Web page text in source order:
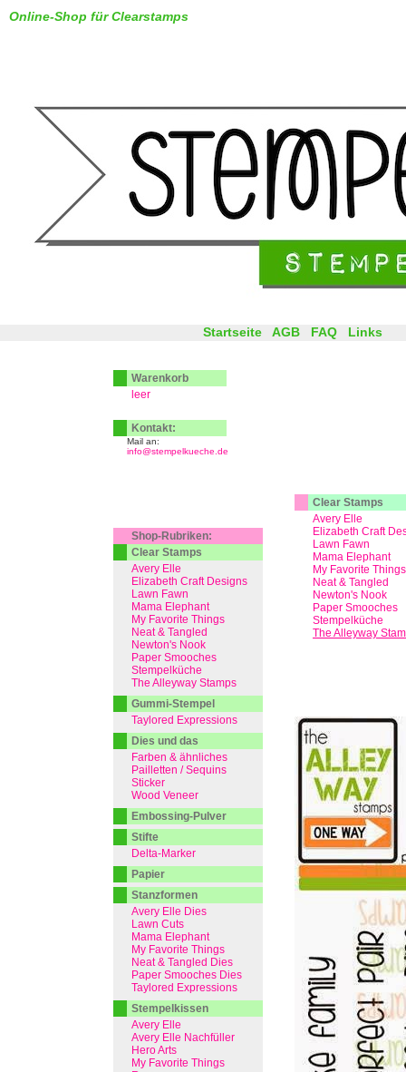
Online-Shop für Clearstamps
Clear Stamps
Avery Elle
Elizabeth Craft
Lawn Fawn
Mama Elephant
My Favorite Things
Neat & Tangled
Newton's Nook
Paper Smooches
Stempelküche
The Alleyway
Startseite AGB FAQ Links
Warenkorb
leer
Kontakt:
Mail an:
info@stempelkueche.de
Shop-Rubriken:
Clear Stamps
Avery Elle
Elizabeth Craft Designs
Lawn Fawn
Mama Elephant
My Favorite Things
Neat & Tangled
Newton's Nook
Paper Smooches
Stempelküche
The Alleyway Stamps
Gummi-Stempel
Taylored Expressions
Dies und das
Farben & ähnliches
Pailletten / Sequins
Sticker
Wood Veneer
Embossing-Pulver
Stifte
Delta-Marker
Papier
Stanzformen
Avery Elle Dies
Lawn Cuts
Mama Elephant
My Favorite Things
Neat & Tangled Dies
Paper Smooches Dies
Taylored Expressions
Stempelkissen
Avery Elle
Avery Elle Nachfüller
Hero Arts
My Favorite Things